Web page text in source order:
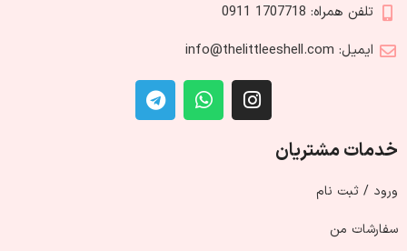
تلفن همراه: 1707718 0911
ایمیل: info@thelittleeshell.com
خدمات مشتریان
ورود / ثبت نام
سفارشات من